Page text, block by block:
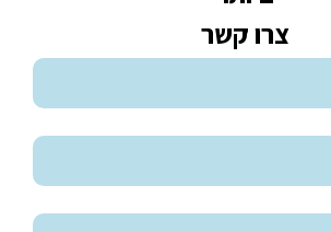
צרו קשר